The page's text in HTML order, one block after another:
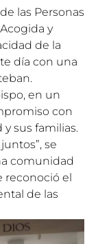
las Personas
y
de la
día con una
en un
con
sus familias.
se
comunidad
reconoció el
de las